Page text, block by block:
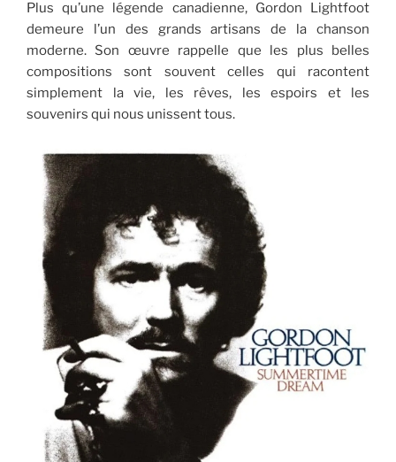
Plus qu’une légende canadienne, Gordon Lightfoot
demeure l’un des grands artisans de la chanson
moderne. Son œuvre rappelle que les plus belles
compositions sont souvent celles qui racontent
simplement la vie, les rêves, les espoirs et les
souvenirs qui nous unissent tous.